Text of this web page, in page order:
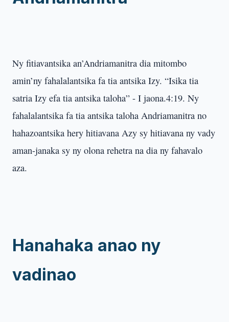
Ny fitiavantsika an’Andriamanitra dia mitombo
amin’ny fahalalantsika fa tia antsika Izy. “Isika tia
satria Izy efa tia antsika taloha” - I jaona.4:19. Ny
fahalalantsika fa tia antsika taloha Andriamanitra no
hahazoantsika hery hitiavana Azy sy hitiavana ny vady
aman-janaka sy ny olona rehetra na dia ny fahavalo
aza.
Hanahaka anao ny
vadinao